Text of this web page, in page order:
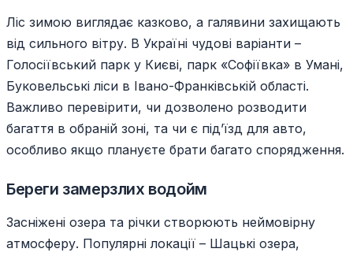
Ліс зимою виглядає казково, а галявини захищають
від сильного вітру. В Україні чудові варіанти –
Голосіївський парк у Києві, парк «Софіївка» в Умані,
Буковельські ліси в Івано-Франківській області.
Важливо перевірити, чи дозволено розводити
багаття в обраній зоні, та чи є під’їзд для авто,
особливо якщо плануєте брати багато спорядження.
Береги замерзлих водойм
Засніжені озера та річки створюють неймовірну
атмосферу. Популярні локації – Шацькі озера,